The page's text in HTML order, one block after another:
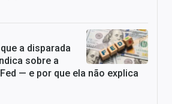
a disparada
sobre a
— e por que ela não explica